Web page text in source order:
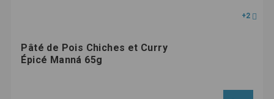
+2
Pâté de Pois Chiches et Curry
Épicé Manná 65g